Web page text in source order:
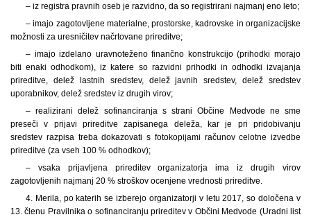
– iz registra pravnih oseb je razvidno, da so registrirani najmanj eno leto;
– imajo zagotovljene materialne, prostorske, kadrovske in organizacijske
možnosti za uresničitev načrtovane prireditve;
– imajo izdelano uravnoteženo finančno konstrukcijo (prihodki morajo
biti enaki odhodkom), iz katere so razvidni prihodki in odhodki izvajanja
prireditve, delež lastnih sredstev, delež javnih sredstev, delež sredstev
uporabnikov, delež sredstev iz drugih virov;
– realizirani delež sofinanciranja s strani Občine Medvode ne sme
preseči v prijavi prireditve zapisanega deleža, kar je pri pridobivanju
sredstev razpisa treba dokazovati s fotokopijami računov celotne izvedbe
prireditve (za vseh 100 % odhodkov);
– vsaka prijavljena prireditev organizatorja ima iz drugih virov
zagotovljenih najmanj 20 % stroškov ocenjene vrednosti prireditve.
4. Merila, po katerih se izberejo organizatorji v letu 2017, so določena v
13. členu Pravilnika o sofinanciranju prireditev v Občini Medvode (Uradni list